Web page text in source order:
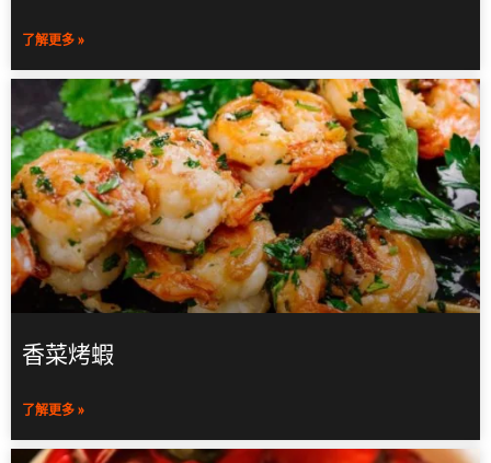
了解更多 »
香菜烤蝦
了解更多 »